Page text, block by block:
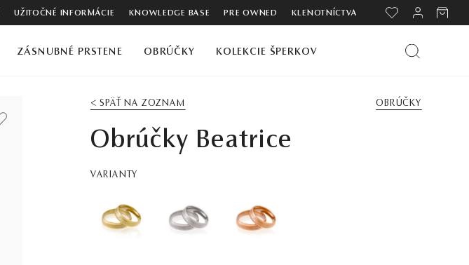
UŽITOČNÉ INFORMÁCIE KNOWLEDGE BASE PRE OWNED KLENOTNÍCTVA
ZÁSNUBNÉ PRSTENE OBRÚČKY KOLEKCIE ŠPERKOV
< SPÄŤ NA ZOZNAM OBRÚČKY
Obrúčky Beatrice
VARIANTY